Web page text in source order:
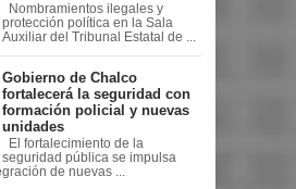
Nombramientos ilegales y
protección política en la Sala
Auxiliar del Tribunal Estatal de ...
Gobierno de Chalco
fortalecerá la seguridad con
formación policial y nuevas
unidades
El fortalecimiento de la
seguridad pública se impulsa
de nuevas ...